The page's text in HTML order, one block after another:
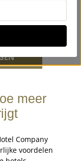
meer
Company
voordelen